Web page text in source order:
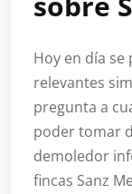
Hoy en día
relevantes
pregunta a
poder tomar
demoledor
fincas Sanz